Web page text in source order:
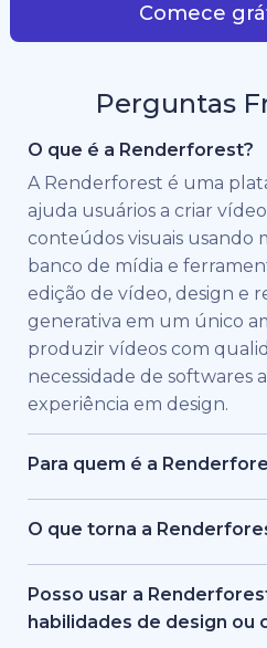
Comece
Perguntas
O que é a Renderforest?
A Renderforest é uma
ajuda usuários a criar
conteúdos visuais usando
banco de mídia e
edição de vídeo, design e
generativa em um único
produzir vídeos com
necessidade de softwares
experiência em design.
Para quem é a
A Renderforest foi criada
equipes que precisam de
empresas, equipes de
de conteúdo que
O que torna a
A Renderforest combina
e geração de vídeo em
usuários podem criar,
Posso usar a
habilidades de design ou